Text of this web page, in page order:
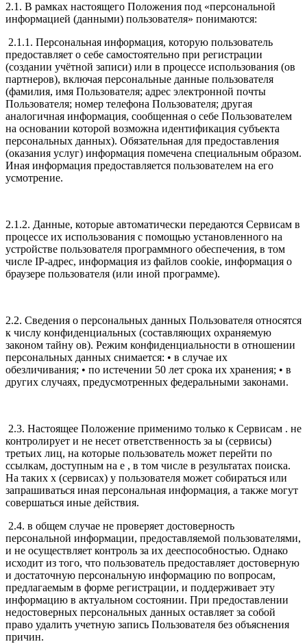
2.1. В рамках настоящего Положения под «персональной
информацией (данными) пользователя» понимаются:
2.1.1. Персональная информация, которую пользователь
предоставляет о себе самостоятельно при регистрации
(создании учётной записи) или в процессе использования (ов
партнеров), включая персональные данные пользователя
(фамилия, имя Пользователя; адрес электронной почты
Пользователя; номер телефона Пользователя; другая
аналогичная информация, сообщенная о себе Пользователем
на основании которой возможна идентификация субъекта
персональных данных). Обязательная для предоставления
(оказания услуг) информация помечена специальным образом.
Иная информация предоставляется пользователем на его
усмотрение.
2.1.2. Данные, которые автоматически передаются Сервисам в
процессе их использования с помощью установленного на
устройстве пользователя программного обеспечения, в том
числе IP-адрес, информация из файлов cookie, информация о
браузере пользователя (или иной программе).
2.2. Сведения о персональных данных Пользователя относятся
к числу конфиденциальных (составляющих охраняемую
законом тайну ов). Режим конфиденциальности в отношении
персональных данных снимается: • в случае их
обезличивания; • по истечении 50 лет срока их хранения; • в
других случаях, предусмотренных федеральными законами.
2.3. Настоящее Положение применимо только к Сервисам . не
контролирует и не несет ответственность за ы (сервисы)
третьих лиц, на которые пользователь может перейти по
ссылкам, доступным на е , в том числе в результатах поиска.
На таких х (сервисах) у пользователя может собираться или
запрашиваться иная персональная информация, а также могут
совершаться иные действия.
2.4. в общем случае не проверяет достоверность
персональной информации, предоставляемой пользователями,
и не осуществляет контроль за их дееспособностью. Однако
исходит из того, что пользователь предоставляет достоверную
и достаточную персональную информацию по вопросам,
предлагаемым в форме регистрации, и поддерживает эту
информацию в актуальном состоянии. При предоставлении
недостоверных персональных данных оставляет за собой
право удалить учетную запись Пользователя без объяснения
причин.